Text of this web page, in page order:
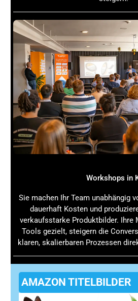
Workshops in
Sie machen Ihr Team unabhängig
dauerhaft Kosten und
verkaufsstarke Produktbilder. Ihre
Tools gezielt, steigern die
klaren, skalierbaren Prozessen
AMAZON TITELBILDER